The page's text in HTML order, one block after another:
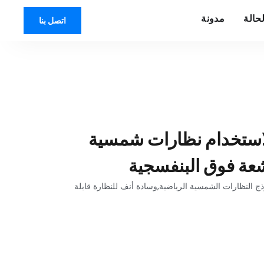
مدونة اتصل بنا
نظارات شمسية
فوق البنفسجية
النظارات الشمسية الرياضية,وسادة أنف للنظارة قابلة